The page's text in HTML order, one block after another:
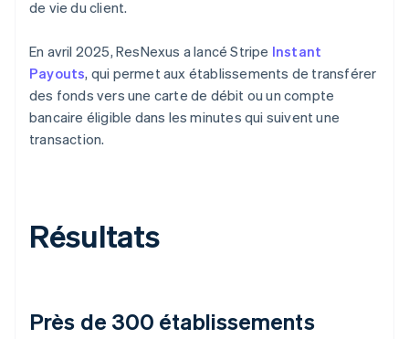
de vie du client.
En avril 2025, ResNexus a lancé Stripe Instant
Payouts, qui permet aux établissements de transférer
des fonds vers une carte de débit ou un compte
bancaire éligible dans les minutes qui suivent une
transaction.
Résultats
Près de 300 établissements